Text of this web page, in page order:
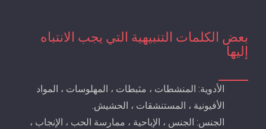
بعض الكلمات التنبيهية التي يجب الانتباه
إليها
الأدوية: المنشطات ، مثبطات ، المهلوسات ، المواد
الأفيونية ، المستنشقات ، الحشيش.
الجنس: الجنس ، الإباحية ، ممارسة الحب ، الإنجاب ،